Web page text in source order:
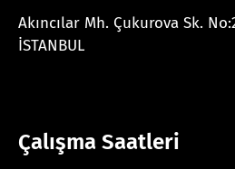
Akıncılar Mh. Çukurova Sk.
İSTANBUL
Çalışma Saatleri